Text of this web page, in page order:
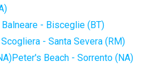
- Bisceglie (BT)
- Santa Severa (RM)
Peter's Beach - Sorrento (NA)